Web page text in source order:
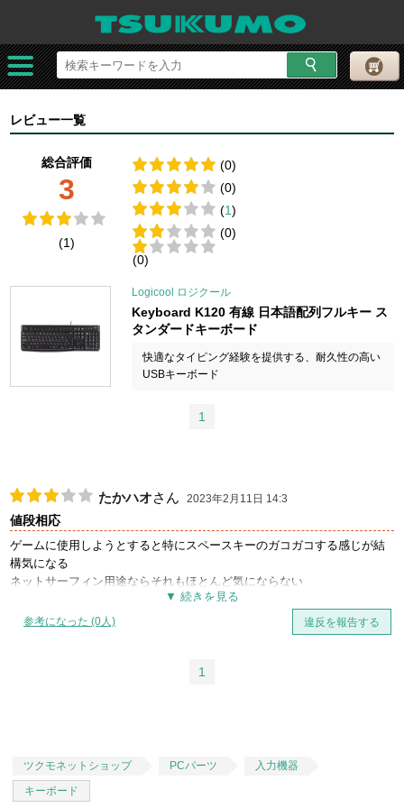
レビュー一覧
総合評価
3
(1)
(0)
(0)
(1)
(0)
(0)
Logicool ロジクール
Keyboard K120 有線 日本語配列フルキー ス
タンダードキーボード
快適なタイピング経験を提供する、耐久性の高い
USBキーボード
1
たかハオさん 2023年2月11日 14:3
値段相応
ゲームに使用しようとすると特にスペースキーのガコガコする感じが結
構気になる
ネットサーフィン用途ならそれもほとんど気にならない
参考になった (0人) 違反を報告する
1
ツクモネットショップ PCパーツ
入力機器
キーボード